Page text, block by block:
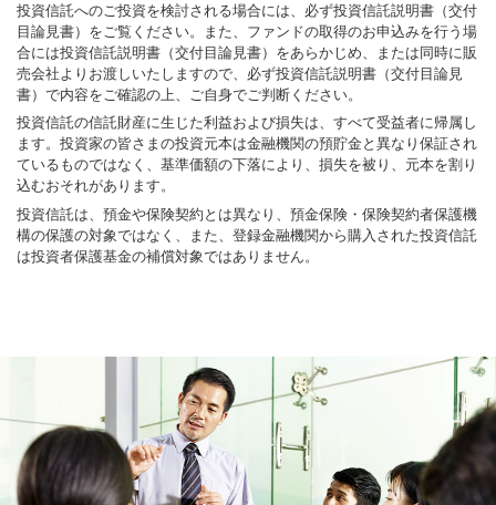
投資信託へのご投資を検討される場合には、必ず投資信託説明書（交付
目論見書）をご覧ください。また、ファンドの取得のお申込みを行う場
合には投資信託説明書（交付目論見書）をあらかじめ、または同時に販
売会社よりお渡しいたしますので、必ず投資信託説明書（交付目論見
書）で内容をご確認の上、ご自身でご判断ください。
投資信託の信託財産に生じた利益および損失は、すべて受益者に帰属し
ます。投資家の皆さまの投資元本は金融機関の預貯金と異なり保証され
ているものではなく、基準価額の下落により、損失を被り、元本を割り
込むおそれがあります。
投資信託は、預金や保険契約とは異なり、預金保険・保険契約者保護機
構の保護の対象ではなく、また、登録金融機関から購入された投資信託
は投資者保護基金の補償対象ではありません。